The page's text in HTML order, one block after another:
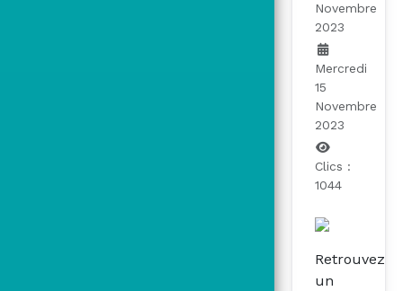
Novembre
2023
Mercredi
15
Novembre
2023
Clics :
1044
Retrouvez
un